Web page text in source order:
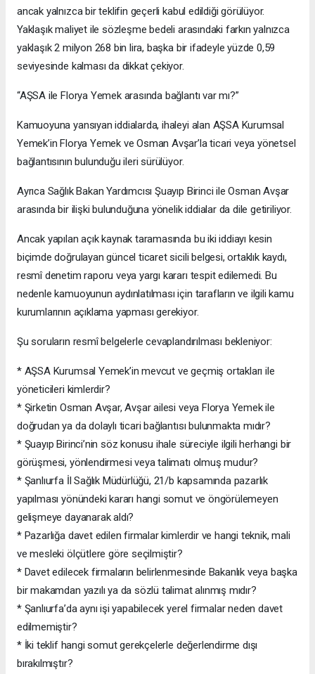
ancak yalnızca bir teklifin geçerli kabul edildiği görülüyor.
Yaklaşık maliyet ile sözleşme bedeli arasındaki farkın yalnızca
yaklaşık 2 milyon 268 bin lira, başka bir ifadeyle yüzde 0,59
seviyesinde kalması da dikkat çekiyor.
“AŞSA ile Florya Yemek arasında bağlantı var mı?”
Kamuoyuna yansıyan iddialarda, ihaleyi alan AŞSA Kurumsal
Yemek’in Florya Yemek ve Osman Avşar’la ticari veya yönetsel
bağlantısının bulunduğu ileri sürülüyor.
Ayrıca Sağlık Bakan Yardımcısı Şuayıp Birinci ile Osman Avşar
arasında bir ilişki bulunduğuna yönelik iddialar da dile getiriliyor.
Ancak yapılan açık kaynak taramasında bu iki iddiayı kesin
biçimde doğrulayan güncel ticaret sicili belgesi, ortaklık kaydı,
resmî denetim raporu veya yargı kararı tespit edilemedi. Bu
nedenle kamuoyunun aydınlatılması için tarafların ve ilgili kamu
kurumlarının açıklama yapması gerekiyor.
Şu soruların resmî belgelerle cevaplandırılması bekleniyor:
* AŞSA Kurumsal Yemek’in mevcut ve geçmiş ortakları ile
yöneticileri kimlerdir?
* Şirketin Osman Avşar, Avşar ailesi veya Florya Yemek ile
doğrudan ya da dolaylı ticari bağlantısı bulunmakta mıdır?
* Şuayıp Birinci’nin söz konusu ihale süreciyle ilgili herhangi bir
görüşmesi, yönlendirmesi veya talimatı olmuş mudur?
* Şanlıurfa İl Sağlık Müdürlüğü, 21/b kapsamında pazarlık
yapılması yönündeki kararı hangi somut ve öngörülemeyen
gelişmeye dayanarak aldı?
* Pazarlığa davet edilen firmalar kimlerdir ve hangi teknik, mali
ve mesleki ölçütlere göre seçilmiştir?
* Davet edilecek firmaların belirlenmesinde Bakanlık veya başka
bir makamdan yazılı ya da sözlü talimat alınmış mıdır?
* Şanlıurfa’da aynı işi yapabilecek yerel firmalar neden davet
edilmemiştir?
* İki teklif hangi somut gerekçelerle değerlendirme dışı
bırakılmıştır?